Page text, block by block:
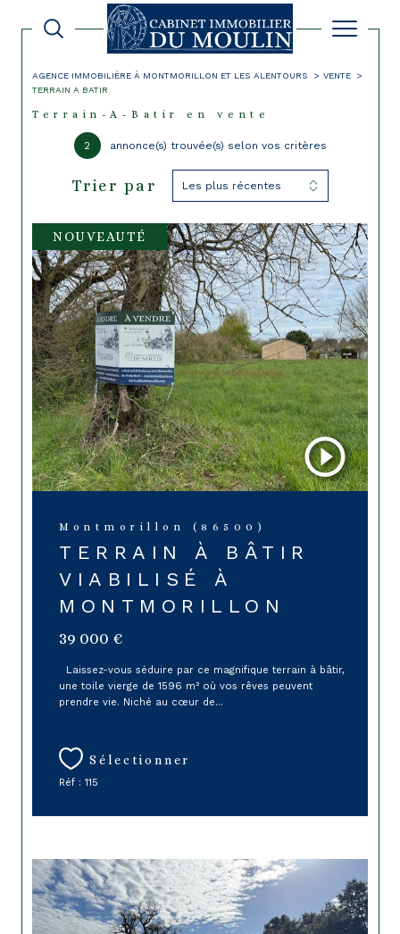
AGENCE IMMOBILIÈRE À MONTMORILLON ET LES ALENTOURS
VENTE
TERRAIN A BATIR
Terrain-A-Batir en vente
2 annonce(s) trouvée(s) selon vos critères
Trier par Les plus récentes
Montmorillon (86500)
TERRAIN À BÂTIR
VIABILISÉ À
MONTMORILLON
39 000 €
Laissez-vous séduire par ce magnifique terrain à bâtir,
une toile vierge de 1596 m² où vos rêves peuvent
prendre vie. Niché au cœur de...
Sélectionner
Réf : 115
NOUVEAUTÉ